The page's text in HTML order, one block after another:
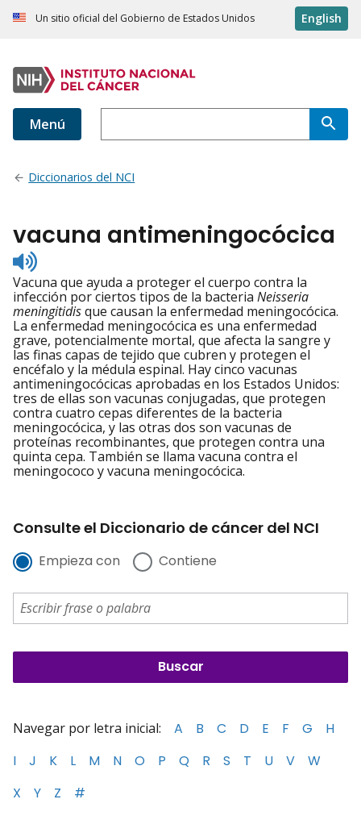
Un sitio oficial del Gobierno de Estados Unidos English
Menú
Diccionarios del NCI
vacuna antimeningocócica
Listen
to
pronunciation
Vacuna que ayuda a proteger el cuerpo contra la
infección por ciertos tipos de la bacteria Neisseria
meningitidisque causan la enfermedad meningocócica.
La enfermedad meningocócica es una enfermedad
grave, potencialmente mortal, que afecta la sangre y
las finas capas de tejido que cubren y protegen el
encéfalo y la médula espinal. Hay cinco vacunas
antimeningocócicas aprobadas en los Estados Unidos:
tres de ellas son vacunas conjugadas, que protegen
contra cuatro cepas diferentes de la bacteria
meningocócica, y las otras dos son vacunas de
proteínas recombinantes, que protegen contra una
quinta cepa. También se llama vacuna contra el
meningococo y vacuna meningocócica.
Consulte el Diccionario de cáncer del NCI
Empieza con Contiene
Navegar por letra inicial: A B C D E F G
H
I
J K L M N O P Q R S T U V
W
X
Y Z #